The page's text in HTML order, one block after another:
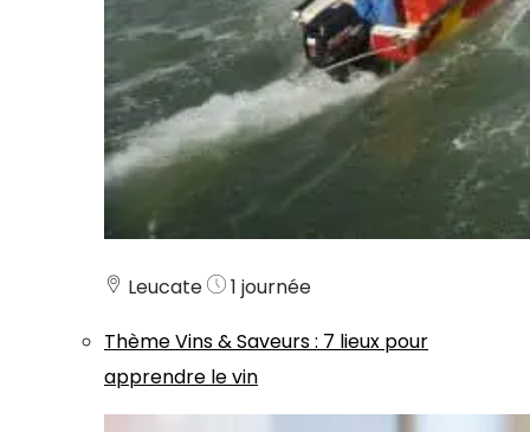
Leucate
1 journée
ThèmeVins & Saveurs: 7 lieux pour
apprendre le vin